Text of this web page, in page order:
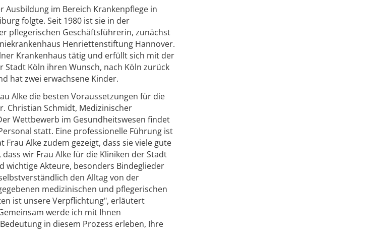
Ausbildung im Bereich Krankenpflege in
folgte. Seit 1980 ist sie in der
pflegerischen Geschäftsführerin, zunächst
Henriettenstiftung Hannover.
Krankenhaus tätig und erfüllt sich mit der
Köln ihren Wunsch, nach Köln zurück
hat zwei erwachsene Kinder.
Alke die besten Voraussetzungen für die
Christian Schmidt, Medizinischer
Wettbewerb im Gesundheitswesen findet
statt. Eine professionelle Führung ist
Alke zudem gezeigt, dass sie viele gute
wir Frau Alke für die Kliniken der Stadt
wichtige Akteure, besonders Bindeglieder
den Alltag von der
medizinischen und pflegerischen
ist unsere Verpflichtung", erläutert
werde ich mit Ihnen
in diesem Prozess erleben, Ihre